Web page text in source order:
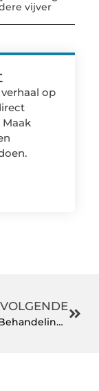
vijver
op
VOLGENDE
Effectieve Behandelingen voor Schouderartrose bij Fysio Eray